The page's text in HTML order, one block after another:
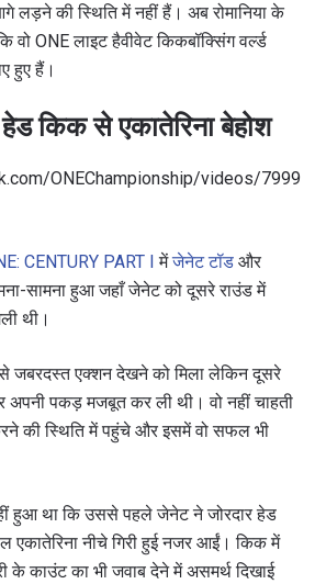
लड़ने की स्थिति में नहीं हैं। अब रोमानिया के
वो ONE लाइट हैवीवेट किकबॉक्सिंग वर्ल्ड
हुए हैं।
किक से एकातेरिना बेहोश
ONEChampionship/videos/
CENTURY PART I मेंजेनेट टॉड और
सामना हुआ जहाँ जेनेट को दूसरे राउंड में
थी।
जबरदस्त एक्शन देखने को मिला लेकिन दूसरे
पकड़ मजबूत कर ली थी। वो नहीं चाहती
की स्थिति में पहुंचे और इसमें वो सफल भी
हुआ था कि उससे पहले जेनेट ने जोरदार हेड
नीचे गिरी हुई नजर आईं। किक में
के काउंट का भी जवाब देने में असमर्थ दिखाई